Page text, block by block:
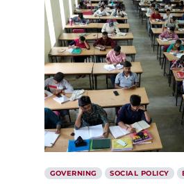
GOVERNING SOCIAL POLICY